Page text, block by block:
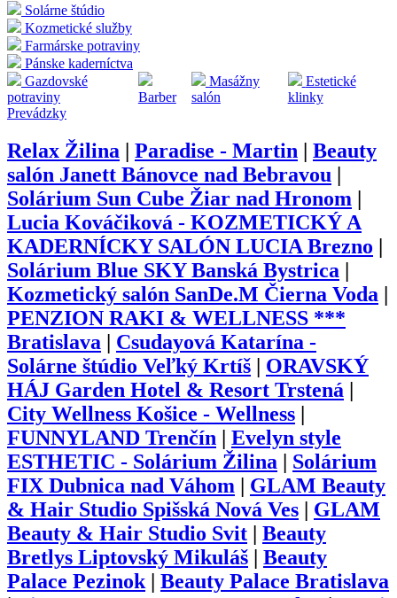
Solárne štúdio
Kozmetické služby
Farmárske potraviny
Pánske kaderníctva
Gazdovské
potraviny
Barber
Masážny
salón
Estetické
klinky
Prevádzky
Relax Žilina Paradise - Martin
Beauty
salón Janett Bánovce nad Bebravou
Solárium Sun Cube Žiar nad Hronom
Lucia Kováčiková - KOZMETICKÝ A
KADERNÍCKY SALÓN LUCIA Brezno
Solárium Blue SKY Banská Bystrica
Kozmetický salón SanDe.M Čierna Voda
PENZION RAKI & WELLNESS ***
Bratislava
Csudayová Katarína -
Solárne štúdio Veľký Krtíš
ORAVSKÝ
HÁJ Garden Hotel & Resort Trstená
City Wellness Košice - Wellness
FUNNYLAND Trenčín
Evelyn style
ESTHETIC - Solárium Žilina
Solárium
FIX Dubnica nad Váhom
GLAM Beauty
& Hair Studio Spišská Nová Ves
GLAM
Beauty & Hair Studio Svit
Beauty
Bretlys Liptovský Mikuláš
Beauty
Palace Pezinok| Beauty Palace Bratislava